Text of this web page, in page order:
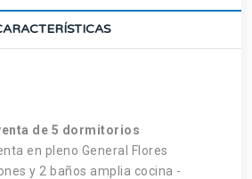
de 5 dormitorios
en pleno General Flores
y 2 baños amplia cocina -